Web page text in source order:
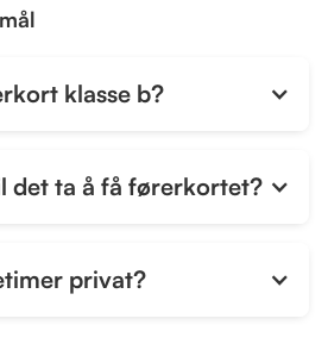
klasse b?
det ta å få førerkortet?
privat?